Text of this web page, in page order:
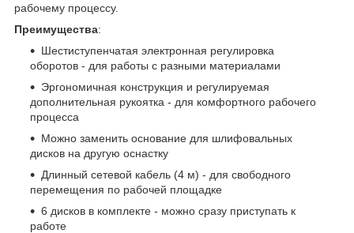
рабочему процессу.
Преимущества:
Шестиступенчатая электронная регулировка
оборотов - для работы с разными материалами
Эргономичная конструкция и регулируемая
дополнительная рукоятка - для комфортного рабочего
процесса
Можно заменить основание для шлифовальных
дисков на другую оснастку
Длинный сетевой кабель (4 м) - для свободного
перемещения по рабочей площадке
6 дисков в комплекте - можно сразу приступать к
работе